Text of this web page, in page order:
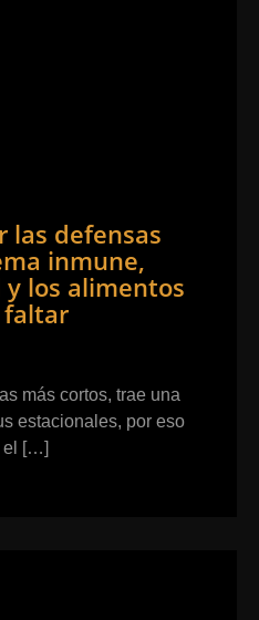
las defensas
inmune,
los alimentos
faltar
más cortos, trae una
estacionales, por eso
el […]